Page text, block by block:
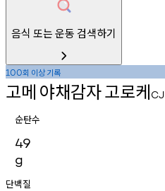
음식 또는 운동 검색하기
100회 이상기록
고메 야채감자고로케CJ
순탄수
49
g
단백질